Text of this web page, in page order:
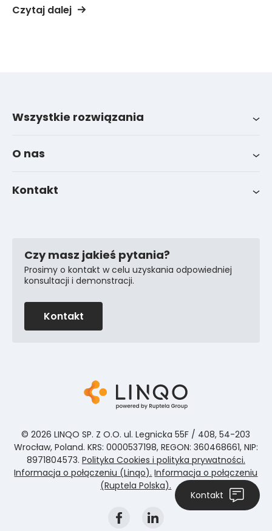
Kontakt
Czytaj dalej
© 2026 LINQO SP. Z O.O. ul. Legnicka 55F / 408, 54-203
Wrocław, Poland. KRS: 0000537198, REGON: 360468661, NIP:
8971804573. Polityka Cookies i polityka prywatności.
Informacja o połączeniu (Linqo). Informacja o połączeniu
(Ruptela Polska).
Wszystkie rozwiązania
Wszystkie integracje
O nas
Wiadomości
Kontakt
FAQ
Czy masz jakieś pytania?
Prosimy o kontakt w celu uzyskania odpowiedniej
konsultacji i demonstracji.
Kontakt